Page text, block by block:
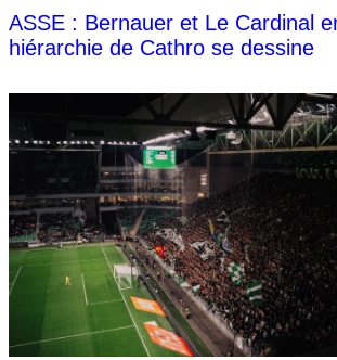
ASSE : Bernauer et Le Cardinal
hiérarchie de Cathro se dessine